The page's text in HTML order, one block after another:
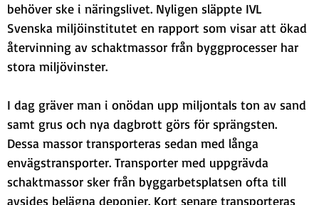
behöver ske i näringslivet. Nyligen släppte IVL
Svenska miljöinstitutet en rapport som visar att ökad
återvinning av schaktmassor från byggprocesser har
stora miljövinster.
I dag gräver man i onödan upp miljontals ton av sand
samt grus och nya dagbrott görs för sprängsten.
Dessa massor transporteras sedan med långa
envägstransporter. Transporter med uppgrävda
schaktmassor sker från byggarbetsplatsen ofta till
avsides belägna deponier. Kort senare transporteras